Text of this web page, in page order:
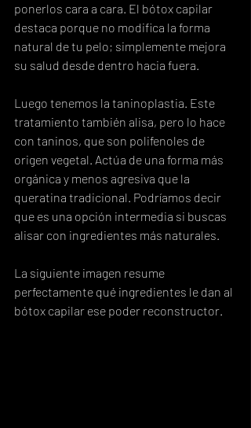
ponerlos cara a cara. El bótox capilar
destaca porque no modifica la forma
natural de tu pelo; simplemente mejora
su salud desde dentro hacia fuera.
Luego tenemos la taninoplastia. Este
tratamiento también alisa, pero lo hace
con taninos, que son polifenoles de
origen vegetal. Actúa de una forma más
orgánica y menos agresiva que la
queratina tradicional. Podríamos decir
que es una opción intermedia si buscas
alisar con ingredientes más naturales.
La siguiente imagen resume
perfectamente qué ingredientes le dan al
bótox capilar ese poder reconstructor.